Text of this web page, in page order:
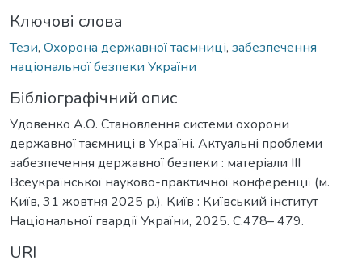
Ключові слова
Тези, Охорона державної таємниці, забезпечення
національної безпеки України
Бібліографічний опис
Удовенко А.О. Становлення системи охорони
державної таємниці в Україні. Актуальні проблеми
забезпечення державної безпеки : матеріали ІІІ
Всеукраїнської науково-практичної конференції (м.
Київ, 31 жовтня 2025 р.). Київ : Київський інститут
Національної гвардії України, 2025. С.478– 479.
URI